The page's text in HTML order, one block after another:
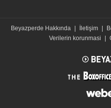
Beyazperde Hakkında İletişim
Verilerin korunmasi